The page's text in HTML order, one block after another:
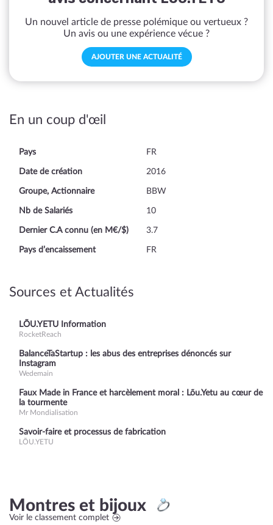
Un nouvel article de presse polémique ou vertueux ?
Un avis ou une expérience vécue ?
AJOUTER UNE ACTUALITÉ
En un coup d'œil
Pays FR
Date de création 2016
Groupe, Actionnaire BBW
Nb de Salariés 10
Dernier C.A connu (en M€/$) 3.7
Pays d’encaissement FR
Sources et Actualités
LÕU.YETU Information
RocketReach
BalanceTaStartup : les abus des entreprises dénoncés sur
Instagram
Wedemain
Faux Made in France et harcèlement moral : Lõu.Yetu au cœur de
la tourmente
Mr Mondialisation
Savoir-faire et processus de fabrication
LÕU.YETU
Montres et bijoux
Voir le classement complet